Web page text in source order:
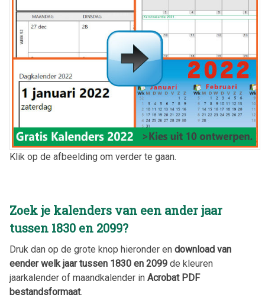
Klik op de afbeelding om verder te gaan.
Zoek je kalenders van een ander jaar
tussen 1830 en 2099?
Druk dan op de grote knop hieronder en download van
eender welk jaar tussen 1830 en 2099 de kleuren
jaarkalender of maandkalender in Acrobat PDF
bestandsformaat.